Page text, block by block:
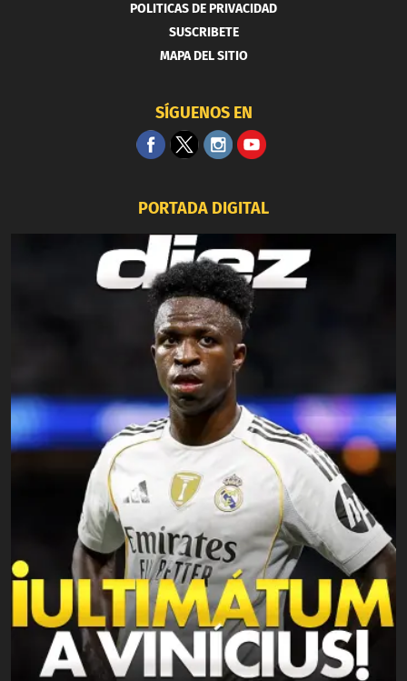
POLITICAS DE PRIVACIDAD
SUSCRIBETE
MAPA DEL SITIO
SÍGUENOS EN
PORTADA DIGITAL